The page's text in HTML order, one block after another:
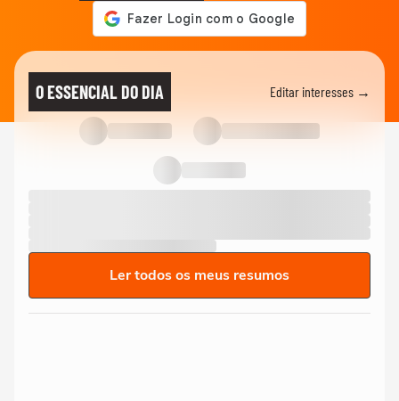
O ESSENCIAL DO DIA Editar interesses →
Ler todos os meus resumos